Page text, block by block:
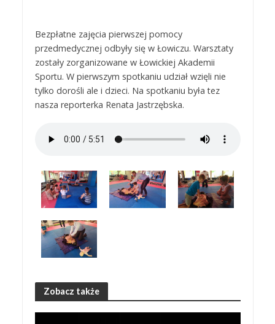
Bezpłatne zajęcia pierwszej pomocy
przedmedycznej odbyły się w Łowiczu. Warsztaty
zostały zorganizowane w Łowickiej Akademii
Sportu. W pierwszym spotkaniu udział wzięli nie
tylko dorośli ale i dzieci. Na spotkaniu była tez
nasza reporterka Renata Jastrzębska.
Zobacz także